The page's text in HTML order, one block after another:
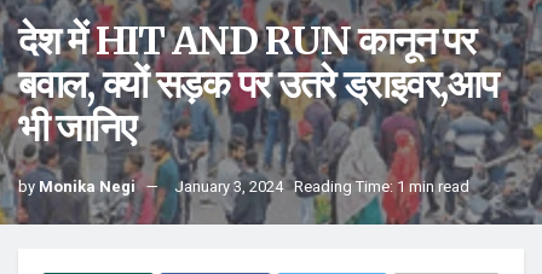
देश में HIT AND RUN कानून पर
बवाल, क्यों सड़क पर उतरे ड्राइवर,आप
भी जानिए
by Monika Negi January 3, 2024 Reading Time: 1 min read